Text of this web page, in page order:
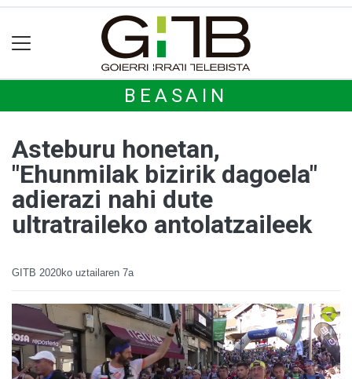
BEASAIN
Asteburu honetan,
"Ehunmilak bizirik dagoela"
adierazi nahi dute
ultratraileko antolatzaileek
GITB 2020ko uztailaren 7a